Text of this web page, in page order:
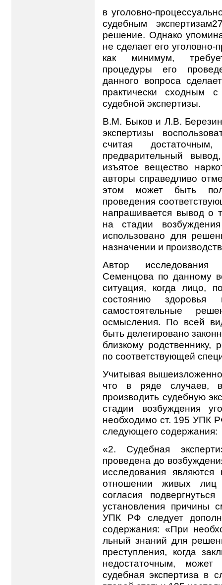
в уголовно-
судебным
решение. Однако
не сделает его уголовно-
как минимум,
процедуры его
данного вопроса
практически сходным
судебной экспертизы.
В.М. Быков и Л.В.
экспертизы
считая
предварительный
изъятое вещество
авторы справедливо
этом может быть
проведения
напрашивается вывод о
на стадии
использовано для
назначении и
Автор
Семенцова по данному
ситуация, когда лицо,
состоянию
самостоятельные
осмысления. По всей
быть делегировано
близкому родственнику,
по соответствующей
Учитывая
что в ряде случаев,
производить судебную
стадии возбуждения
необходимо ст. 195 УПК
следующего содержания:
«2. Судебная
проведена до
исследования
отношении живых лиц
согласия
установления причины
УПК РФ следует
содержания: «При
льный знаний для
преступления, когда
недостаточным,
судебная экспертиза в